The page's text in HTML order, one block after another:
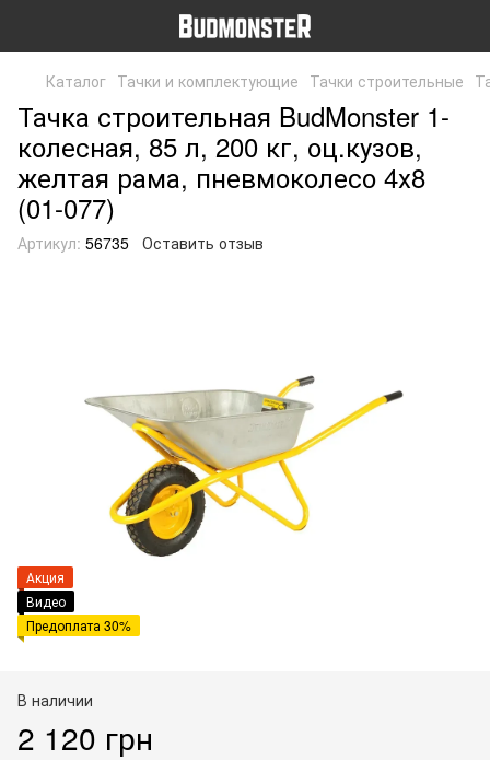
Каталог Тачки и комплектующие Тачки строительные
Тачка строительная BudMonster 1-
колесная, 85 л, 200 кг, оц.кузов,
желтая рама, пневмоколесо 4х8
(01-077)
Артикул: 56735 Оставить отзыв
Акция
Видео
Предоплата 30%
В наличии
2 120 грн